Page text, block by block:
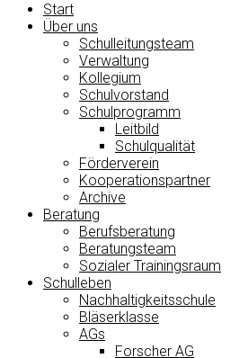
Start
Über uns
Schulleitungsteam
Verwaltung
Kollegium
Schulvorstand
Schulprogramm
Leitbild
Schulqualität
Förderverein
Kooperationspartner
Archive
Beratung
Berufsberatung
Beratungsteam
Sozialer Trainingsraum
Schulleben
Nachhaltigkeitsschule
Bläserklasse
AGs
Forscher AG